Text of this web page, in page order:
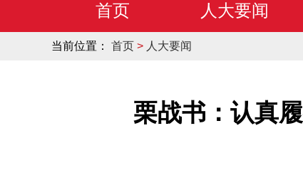
首页 人大要闻
当前位置： 首页 > 人大要闻
栗战书：认真